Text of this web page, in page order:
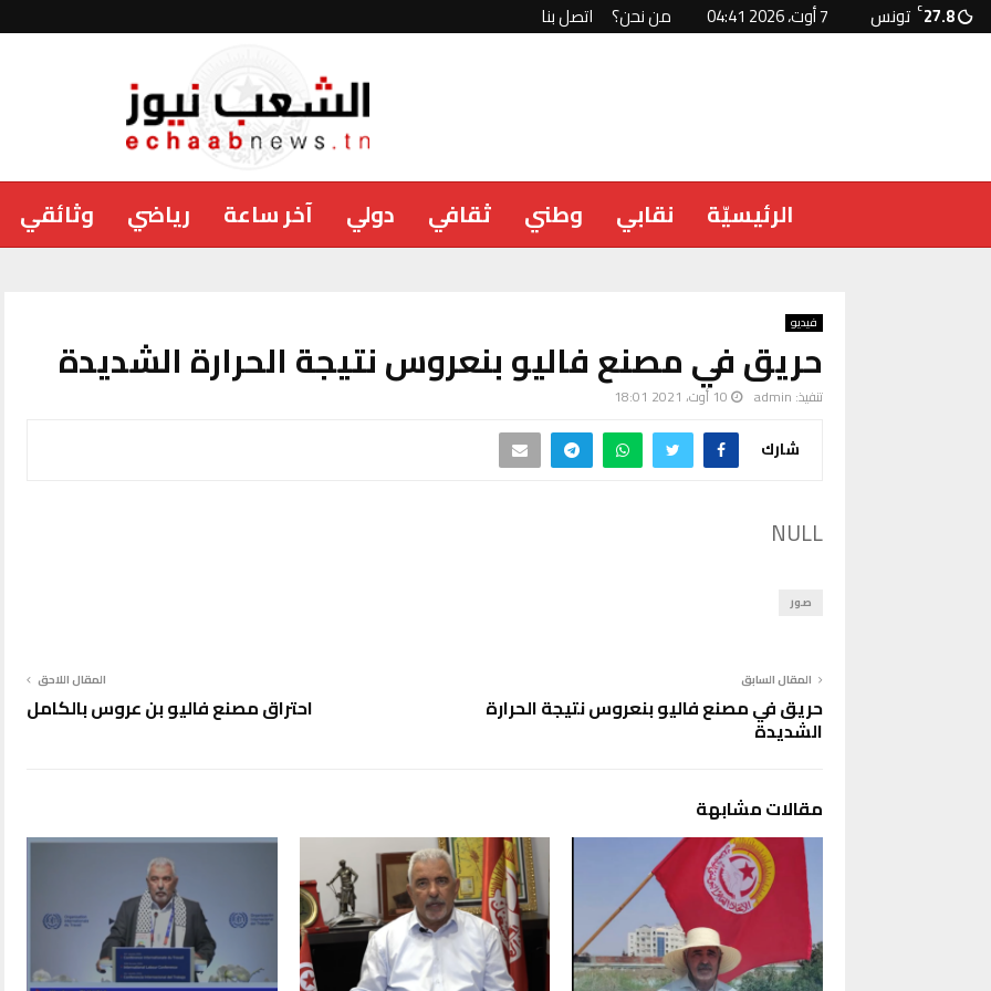
27.8
C تونس 7 أوت، 2026 04:41 من نحن؟ اتصل بنا
الرئيسيّة نقابي وطني ثقافي دولي آخر ساعة رياضي وثائقي
فيديو
حريق في مصنع فاليو بنعروس نتيجة الحرارة الشديدة
تنفيذ: admin 10 أوت، 2021 18:01
شارك
NULL
صور
المقال السابق
حريق في مصنع فاليو بنعروس نتيجة الحرارة
الشديدة
المقال اللاحق
احتراق مصنع فاليو بن عروس بالكامل
مقالات مشابهة